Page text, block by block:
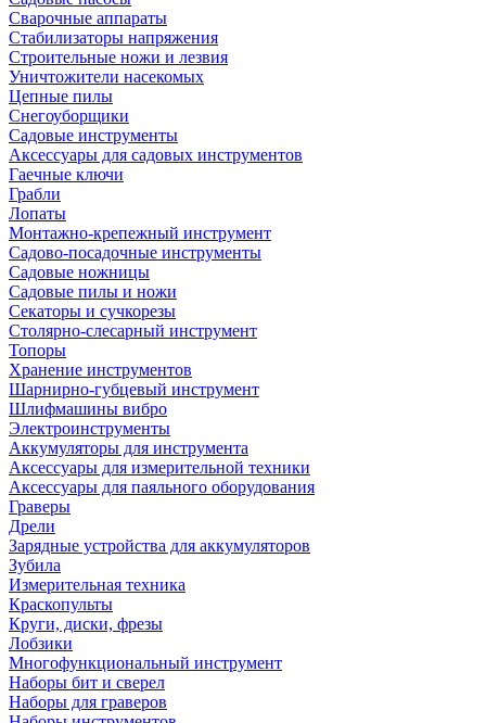
Сварочные аппараты
Стабилизаторы напряжения
Строительные ножи и лезвия
Уничтожители насекомых
Цепные пилы
Снегоуборщики
Садовые инструменты
Аксессуары для садовых инструментов
Гаечные ключи
Грабли
Лопаты
Монтажно-крепежный инструмент
Садово-посадочные инструменты
Садовые ножницы
Садовые пилы и ножи
Секаторы и сучкорезы
Столярно-слесарный инструмент
Топоры
Хранение инструментов
Шарнирно-губцевый инструмент
Шлифмашины вибро
Электроинструменты
Аккумуляторы для инструмента
Аксессуары для измерительной техники
Аксессуары для паяльного оборудования
Граверы
Дрели
Зарядные устройства для аккумуляторов
Зубила
Измерительная техника
Краскопульты
Круги, диски, фрезы
Лобзики
Многофункциональный инструмент
Наборы бит и сверел
Наборы для граверов